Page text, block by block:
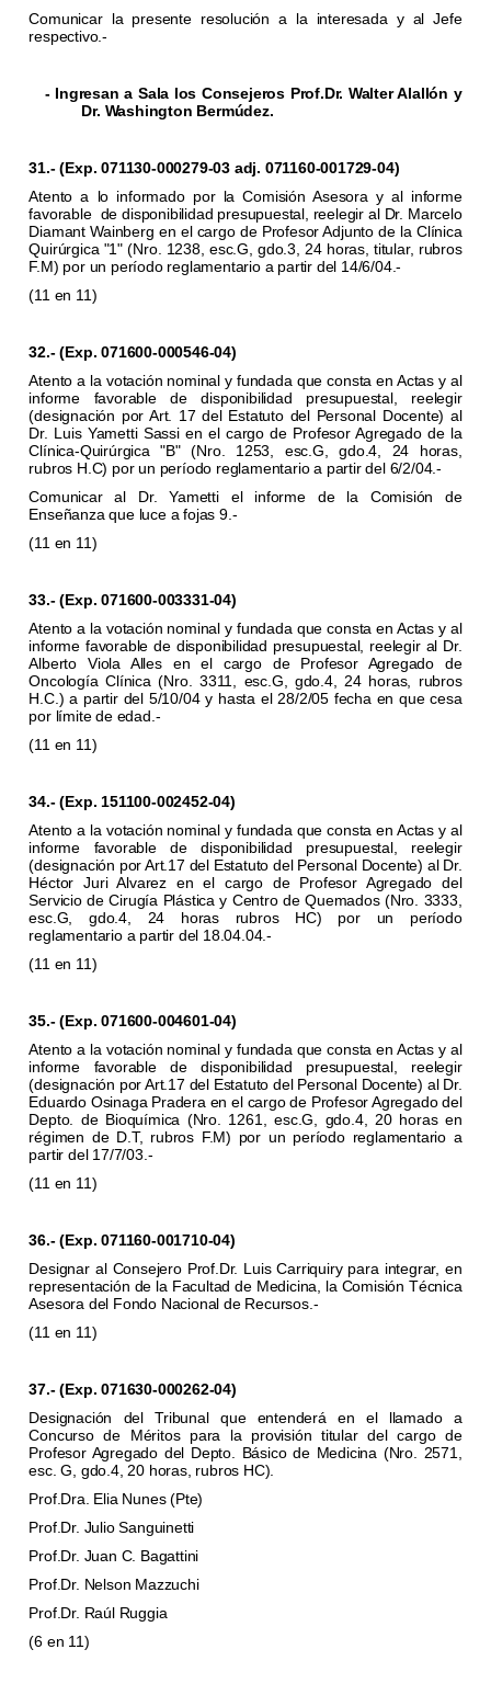
Comunicar la presente resolución a la interesada y al Jefe
respectivo.-
- Ingresan a Sala los Consejeros Prof.Dr. Walter Alallón y
Dr. Washington Bermúdez.
31.- (Exp. 071130-000279-03 adj. 071160-001729-04)
Atento a lo informado por la Comisión Asesora y al informe
favorable de disponibilidad presupuestal, reelegir al Dr. Marcelo
Diamant Wainberg en el cargo de Profesor Adjunto de la Clínica
Quirúrgica "1" (Nro. 1238, esc.G, gdo.3, 24 horas, titular, rubros
F.M) por un período reglamentario a partir del 14/6/04.-
(11 en 11)
32.- (Exp. 071600-000546-04)
Atento a la votación nominal y fundada que consta en Actas y al
informe favorable de disponibilidad presupuestal, reelegir
(designación por Art. 17 del Estatuto del Personal Docente) al
Dr. Luis Yametti Sassi en el cargo de Profesor Agregado de la
Clínica-Quirúrgica "B" (Nro. 1253, esc.G, gdo.4, 24 horas,
rubros H.C) por un período reglamentario a partir del 6/2/04.-
Comunicar al Dr. Yametti el informe de la Comisión de
Enseñanza que luce a fojas 9.-
(11 en 11)
33.- (Exp. 071600-003331-04)
Atento a la votación nominal y fundada que consta en Actas y al
informe favorable de disponibilidad presupuestal, reelegir al Dr.
Alberto Viola Alles en el cargo de Profesor Agregado de
Oncología Clínica (Nro. 3311, esc.G, gdo.4, 24 horas, rubros
H.C.) a partir del 5/10/04 y hasta el 28/2/05 fecha en que cesa
por límite de edad.-
(11 en 11)
34.- (Exp. 151100-002452-04)
Atento a la votación nominal y fundada que consta en Actas y al
informe favorable de disponibilidad presupuestal, reelegir
(designación por Art.17 del Estatuto del Personal Docente) al Dr.
Héctor Juri Alvarez en el cargo de Profesor Agregado del
Servicio de Cirugía Plástica y Centro de Quemados (Nro. 3333,
esc.G, gdo.4, 24 horas rubros HC) por un período
reglamentario a partir del 18.04.04.-
(11 en 11)
35.- (Exp. 071600-004601-04)
Atento a la votación nominal y fundada que consta en Actas y al
informe favorable de disponibilidad presupuestal, reelegir
(designación por Art.17 del Estatuto del Personal Docente) al Dr.
Eduardo Osinaga Pradera en el cargo de Profesor Agregado del
Depto. de Bioquímica (Nro. 1261, esc.G, gdo.4, 20 horas en
régimen de D.T, rubros F.M) por un período reglamentario a
partir del 17/7/03.-
(11 en 11)
36.- (Exp. 071160-001710-04)
Designar al Consejero Prof.Dr. Luis Carriquiry para integrar, en
representación de la Facultad de Medicina, la Comisión Técnica
Asesora del Fondo Nacional de Recursos.-
(11 en 11)
37.- (Exp. 071630-000262-04)
Designación del Tribunal que entenderá en el llamado a
Concurso de Méritos para la provisión titular del cargo de
Profesor Agregado del Depto. Básico de Medicina (Nro. 2571,
esc. G, gdo.4, 20 horas, rubros HC).
Prof.Dra. Elia Nunes (Pte)
Prof.Dr. Julio Sanguinetti
Prof.Dr. Juan C. Bagattini
Prof.Dr. Nelson Mazzuchi
Prof.Dr. Raúl Ruggia
(6 en 11)